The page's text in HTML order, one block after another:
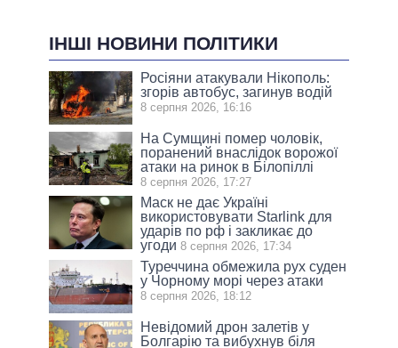
ІНШІ НОВИНИ ПОЛІТИКИ
Росіяни атакували Нікополь:
згорів автобус, загинув водій
8 серпня 2026, 16:16
На Сумщині помер чоловік,
поранений внаслідок ворожої
атаки на ринок в Білопіллі
8 серпня 2026, 17:27
Маск не дає Україні
використовувати Starlink для
ударів по рф і закликає до
угоди 8 серпня 2026, 17:34
Туреччина обмежила рух суден
у Чорному морі через атаки
8 серпня 2026, 18:12
Невідомий дрон залетів у
Болгарію та вибухнув біля